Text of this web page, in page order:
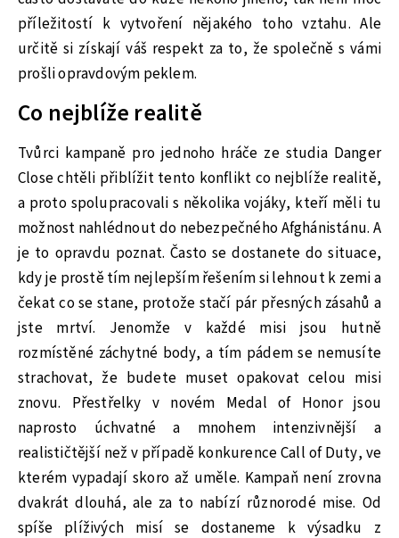
příležitostí k vytvoření nějakého toho vztahu. Ale
určitě si získají váš respekt za to, že společně s vámi
prošli opravdovým peklem.
Co nejblíže realitě
Tvůrci kampaně pro jednoho hráče ze studia Danger
Close chtěli přiblížit tento konflikt co nejblíže realitě,
a proto spolupracovali s několika vojáky, kteří měli tu
možnost nahlédnout do nebezpečného Afghánistánu. A
je to opravdu poznat. Často se dostanete do situace,
kdy je prostě tím nejlepším řešením si lehnout k zemi a
čekat co se stane, protože stačí pár přesných zásahů a
jste mrtví. Jenomže v každé misi jsou hutně
rozmístěné záchytné body, a tím pádem se nemusíte
strachovat, že budete muset opakovat celou misi
znovu. Přestřelky v novém Medal of Honor jsou
naprosto úchvatné a mnohem intenzivnější a
realističtější než v případě konkurence Call of Duty, ve
kterém vypadají skoro až uměle. Kampaň není zrovna
dvakrát dlouhá, ale za to nabízí různorodé mise. Od
spíše plíživých misí se dostaneme k výsadku z